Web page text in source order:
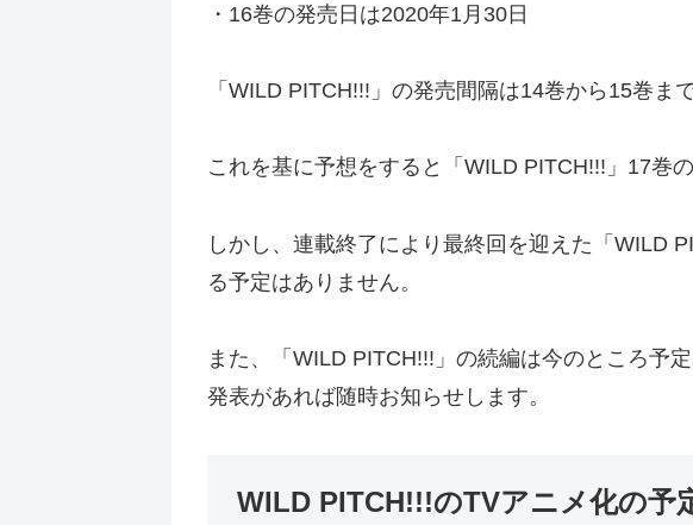
・16巻の発売日は2020年1月30日
「WILD PITCH!!!」の発売間隔は14巻から15巻ま
これを基に予想をすると「WILD PITCH!!!」17巻
しかし、連載終了により最終回を迎えた「WILD
る予定はありません。
また、「WILD PITCH!!!」の続編は今のところ予
発表があれば随時お知らせします。
WILD PITCH!!!のTVアニメ化の予